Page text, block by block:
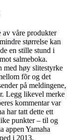
våre produkter
mindre størrelse kan
en stille stund i
salmeboka.
med høy slitestyrke
fõr og det
på meldingene,
Legg likevel merke
kommentar var
har tatt dette ett
punkter – til og
appen Yamaha
i 2013,